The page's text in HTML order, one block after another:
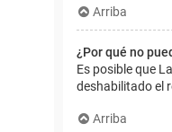
Arriba
¿Por qué no
Es posible que
deshabilitado el
Arriba